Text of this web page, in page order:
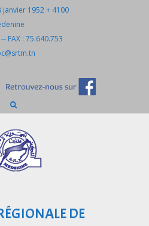
janvier 1952 + 4100
FAX : 75.640.753
DE